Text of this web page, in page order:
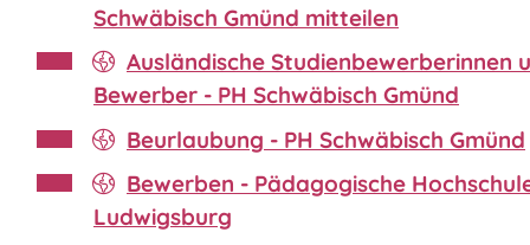
Schwäbisch Gmünd mitteilen
Ausländische Studienbewerberinnen
Bewerber - PH Schwäbisch Gmünd
Beurlaubung - PH Schwäbisch Gmünd
Bewerben - Pädagogische
Ludwigsburg